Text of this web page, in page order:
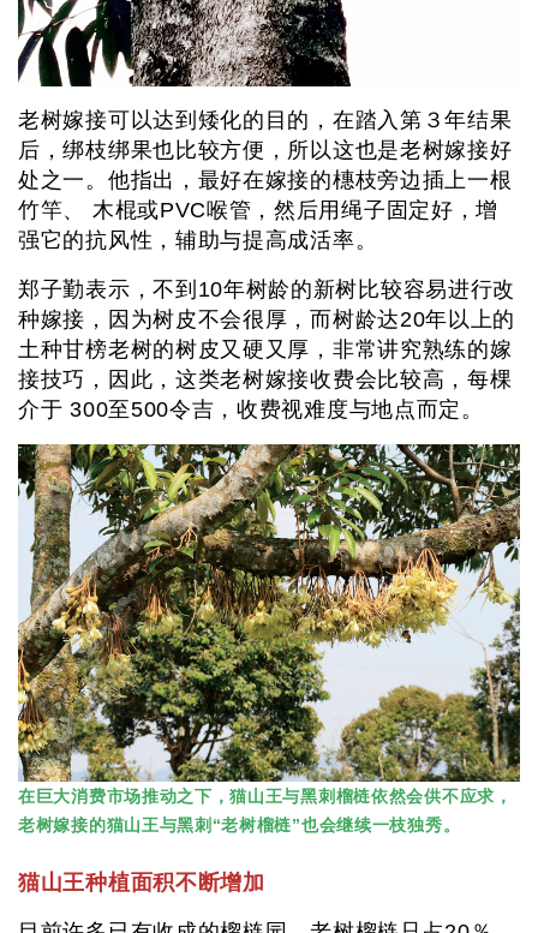
老树嫁接可以达到矮化的目的，在踏入第３年结果
后，绑枝绑果也比较方便，所以这也是老树嫁接好
处之一。他指出，最好在嫁接的橞枝旁边插上一根
竹竿、 木棍或PVC喉管，然后用绳子固定好，增
强它的抗风性，辅助与提高成活率。
郑子勤表示，不到10年树龄的新树比较容易进行改
种嫁接，因为树皮不会很厚，而树龄达20年以上的
土种甘榜老树的树皮又硬又厚，非常讲究熟练的嫁
接技巧，因此，这类老树嫁接收费会比较高，每棵
介于 300至500令吉，收费视难度与地点而定。
在巨大消费市场推动之下，猫山王与黑刺榴梿依然会供不应求，
老树嫁接的猫山王与黑刺“老树榴梿”也会继续一枝独秀。
猫山王种植面积不断增加